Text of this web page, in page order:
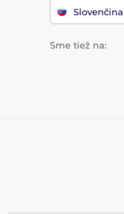
Slovenčina
Sme tiež na: